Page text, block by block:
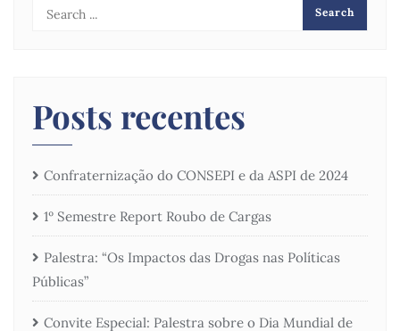
Posts recentes
Confraternização do CONSEPI e da ASPI de 2024
1º Semestre Report Roubo de Cargas
Palestra: “Os Impactos das Drogas nas Políticas
Públicas”
Convite Especial: Palestra sobre o Dia Mundial de